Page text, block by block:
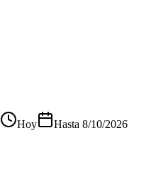
Hoy Hasta 8/10/2026